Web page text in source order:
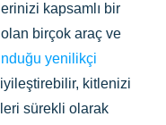
kapsamlı bir
birçok araç ve
yenilikçi
kitlenizi
sürekli olarak